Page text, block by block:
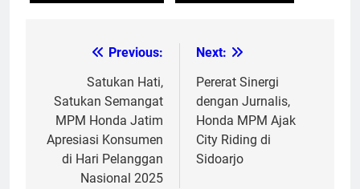
navigation
Previous:
Satukan Hati,
Satukan Semangat
MPM Honda Jatim
Apresiasi Konsumen
di Hari Pelanggan
Nasional 2025
Next:
Pererat Sinergi
dengan Jurnalis,
Honda MPM Ajak
City Riding di
Sidoarjo